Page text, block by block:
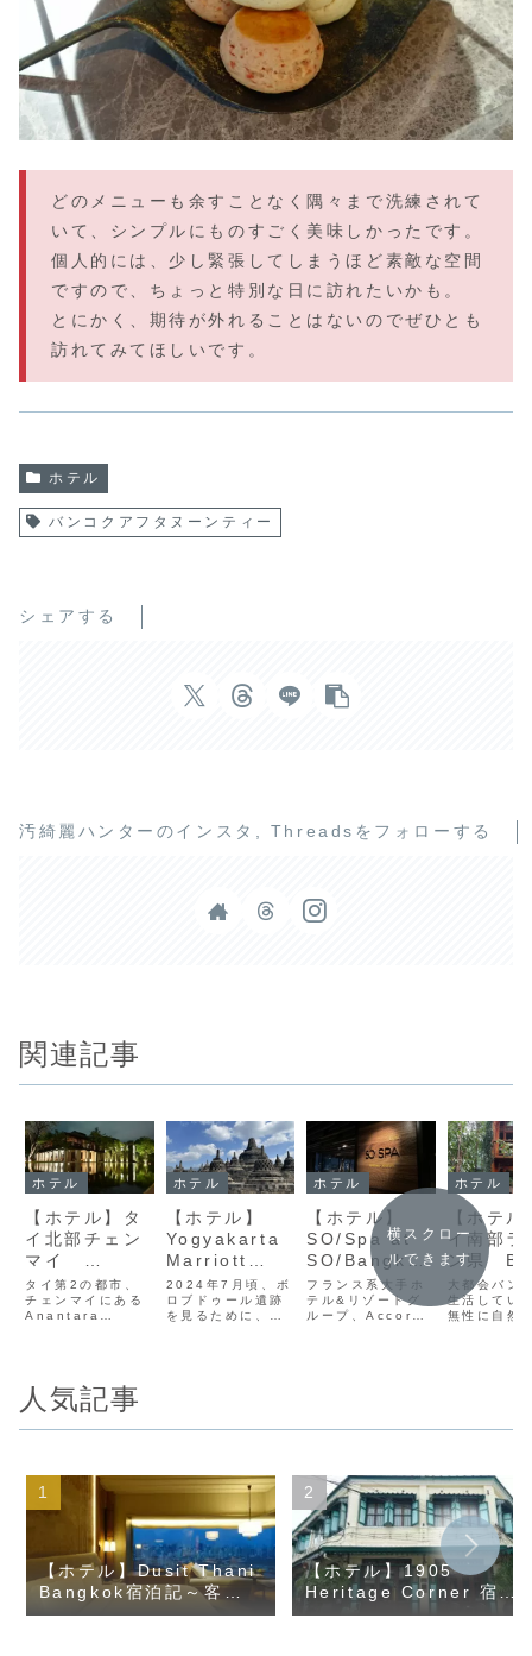
どのメニューも余すことなく隅々まで洗練されて
いて、シンプルにものすごく美味しかったです。
個人的には、少し緊張してしまうほど素敵な空間
ですので、ちょっと特別な日に訪れたいかも。
とにかく、期待が外れることはないのでぜひとも
訪れてみてほしいです。
ホテル
バンコクアフタヌーンティー
シェアする
汚綺麗ハンターのインスタ, Threadsをフォローする
関連記事
ホテル
【ホテル】タ
イ北部チェン
マイ
Anantara
Chiangmai
Resort宿泊記
タイ第2の都市、
チェンマイにある
Anantara
ごしたい方、また
チェンマイの中で
ホテル
【ホテル】
Yogyakarta
Marriott
Hotel宿泊記
2024年7月頃、ボ
ロブドゥール遺跡
を見るために、バ
ておきます。
ホテル
【ホテル】
SO/Spa at
SO/Bangkok
レビュー
フランス系大手ホ
テル&リゾートグ
ループ、Accorの
おきたいと思いま
す。
ホテル
【ホテ
イ南部ラ
ン県
Rai Ai
宿泊記
大都会バン
生活してい
無性に自然
すめしたい
した！
横スクロー
ルできます
人気記事
【ホテル】Dusit Thani
Bangkok宿泊記～客
室・クラブラウンジ・朝
【ホテル】1905
Heritage Corner 宿泊
記